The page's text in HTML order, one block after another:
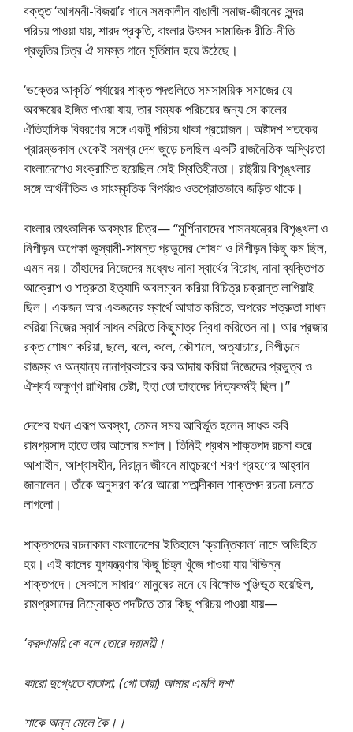
বক্তৃত ‘আগমনী-বিজয়া’র গানে সমকালীন বাঙালী সমাজ-জীবনের সুন্দর
পরিচয় পাওয়া যায়, শারদ প্রকৃতি, বাংলার উৎসব সামাজিক রীতি-নীতি
প্রভৃতির চিত্র ঐ সমস্ত গানে মূর্তিমান হয়ে উঠেছে।
‘ভক্তের আকৃতি’ পর্যায়ের শাক্ত পদগুলিতে সমসাময়িক সমাজের যে
অবক্ষয়ের ইঙ্গিত পাওয়া যায়, তার সম্যক পরিচয়ের জন্য সে কালের
ঐতিহাসিক বিবরণের সঙ্গে একটু পরিচয় থাকা প্রয়োজন। অষ্টাদশ শতকের
প্রারম্ভকাল থেকেই সমগ্র দেশ জুড়ে চলছিল একটি রাজনৈতিক অস্থিরতা
বাংলাদেশেও সংক্রামিত হয়েছিল সেই স্থিতিহীনতা। রাষ্ট্রীয় বিশৃঙ্খলার
সঙ্গে আর্থনীতিক ও সাংস্কৃতিক বিপর্যয়ও ওতপ্রোতভাবে জড়িত থাকে।
বাংলার তাৎকালিক অবস্থার চিত্র— ‘‘মুর্শিদাবাদের শাসনযন্ত্রের বিশৃঙ্খলা ও
নিপীড়ন অপেক্ষা ভূস্বামী-সামন্ত প্রভুদের শোষণ ও নিপীড়ন কিছু কম ছিল,
এমন নয়। তাঁহাদের নিজেদের মধ্যেও নানা স্বার্থের বিরোধ, নানা ব্যক্তিগত
আক্রোশ ও শত্রুতা ইত্যাদি অবলম্বন করিয়া বিচিত্র চক্রান্ত লাগিয়াই
ছিল। একজন আর একজনের স্বার্থে আঘাত করিতে, অপরের শত্রুতা সাধন
করিয়া নিজের স্বার্থ সাধন করিতে কিছুমাত্র দ্বিধা করিতেন না। আর প্রজার
রক্ত শোষণ করিয়া, ছলে, বলে, কলে, কৌশলে, অত্যাচারে, নিপীড়নে
রাজস্ব ও অন্যান্য নানাপ্রকারের কর আদায় করিয়া নিজেদের প্রভুত্ব ও
ঐশ্বর্য অক্ষুণ্ণ রাখিবার চেষ্টা, ইহা তো তাহাদের নিত্যকর্মই ছিল।”
দেশের যখন এরূপ অবস্থা, তেমন সময় আবির্ভূত হলেন সাধক কবি
রামপ্রসাদ হাতে তার আলোর মশাল। তিনিই প্রথম শাক্তপদ রচনা করে
আশাহীন, আশ্বাসহীন, নিরানন্দ জীবনে মাতৃচরণে শরণ গ্রহণের আহ্বান
জানালেন। তাঁকে অনুসরণ ক’রে আরো শতাব্দীকাল শাক্তপদ রচনা চলতে
লাগলো।
শাক্তপদের রচনাকাল বাংলাদেশের ইতিহাসে ‘ক্রান্তিকাল’ নামে অভিহিত
হয়। এই কালের যুগযন্ত্রণার কিছু চিহ্ন খুঁজে পাওয়া যায় বিভিন্ন
শাক্তপদে। সেকালে সাধারণ মানুষের মনে যে বিক্ষোভ পুঞ্জিভূত হয়েছিল,
রামপ্রসাদের নিম্নোক্ত পদটিতে তার কিছু পরিচয় পাওয়া যায়—
‘করুণাময়ি কে বলে তোরে দয়াময়ী।
কারো দুগ্ধেতে বাতাসা, (গো তারা) আমার এমনি দশা
শাকে অন্ন মেলে কৈ।।